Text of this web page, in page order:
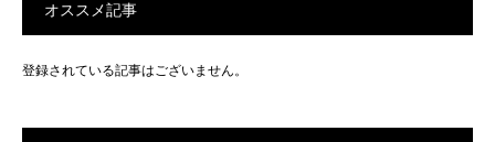
オススメ記事
登録されている記事はございません。